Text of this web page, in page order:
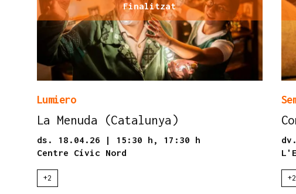
Finalitzat
Lumiero
La Menuda (Catalunya)
ds. 18.04.26 | 15:30 h,
17:30 h
Centre Cívic Nord
+2 +2